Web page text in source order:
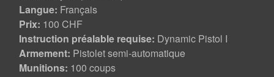
Langue: Français
Prix: 100 CHF
Instruction préalable requise: Dynamic Pistol I
Armement: Pistolet semi-automatique
Munitions: 100 coups